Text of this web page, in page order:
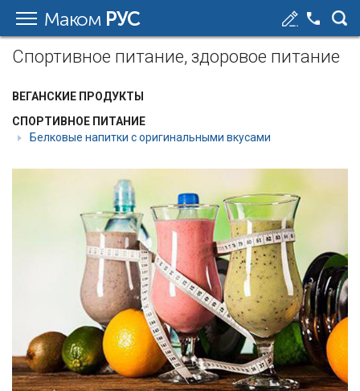
Маком РУС
Спортивное питание, здоровое питание
ВЕГАНСКИЕ ПРОДУКТЫ
СПОРТИВНОЕ ПИТАНИЕ
Белковые напитки с оригинальными вкусами